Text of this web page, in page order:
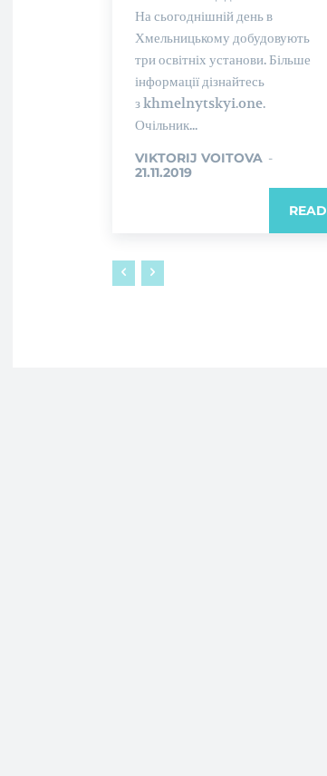
На сьогоднішній день в
Хмельницькому добудовують
три освітніх установи. Більше
інформації дізнайтесь
з khmelnytskyi.one.
Очільник...
VIKTORIJ VOITOVA -
21.11.2019
READ